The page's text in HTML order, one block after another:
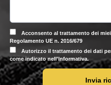
Acconsento al trattamento dei
Regolamento UE n. 2016/679
Autorizzo il trattamento dei dati
come indicato nell'Informativa.
Invia